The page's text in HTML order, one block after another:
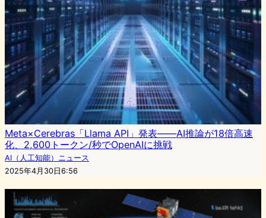
Meta×Cerebras「Llama API」発表――AI推論が18倍高速
化、2,600トークン/秒でOpenAIに挑戦
AI（人工知能）ニュース
2025年4月30日6:56